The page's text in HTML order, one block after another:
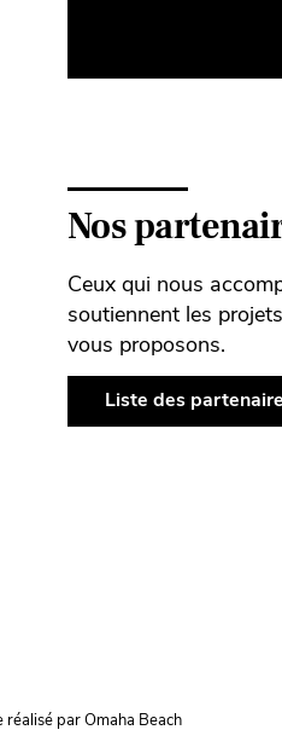
Nos
Ceux qui nous
soutiennent les
vous proposons.
Liste des
réalisé par Omaha Beach